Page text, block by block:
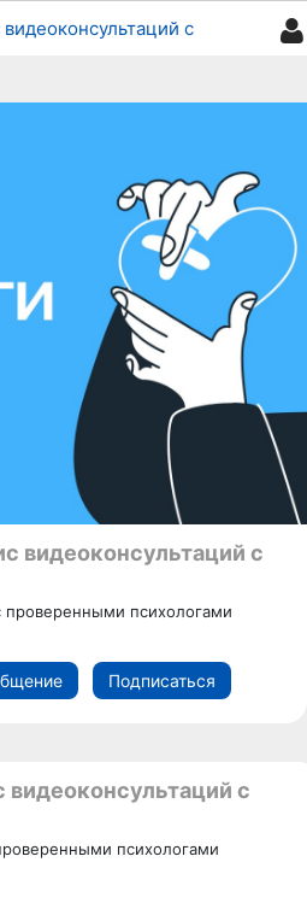
видеоконсультаций с
проверенными психологами
Подписаться
видеоконсультаций с
психологами